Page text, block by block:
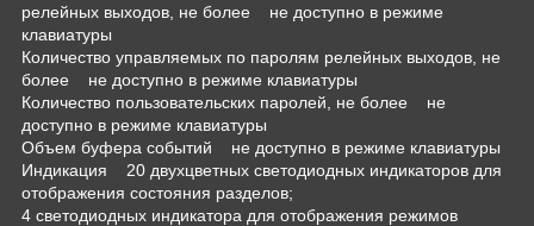
релейных выходов, не более не доступно в режиме
клавиатуры
Количество управляемых по паролям релейных выходов, не
более не доступно в режиме клавиатуры
Количество пользовательских паролей, не более не
доступно в режиме клавиатуры
Объем буфера событий не доступно в режиме клавиатуры
Индикация 20 двухцветных светодиодных индикаторов для
отображения состояния разделов;
4 светодиодных индикатора для отображения режимов